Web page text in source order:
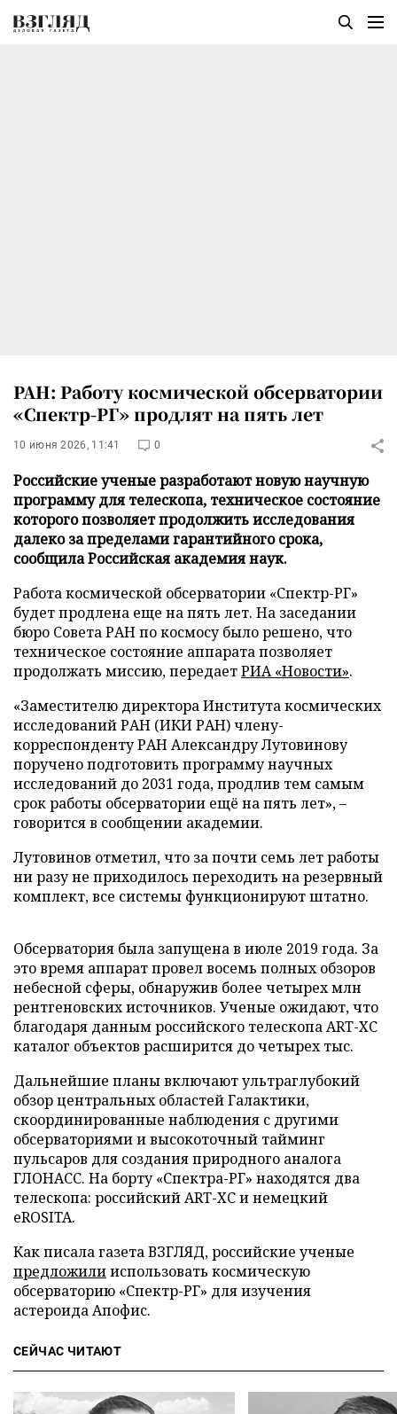
РАН: Работу космической обсерватории
«Спектр-РГ» продлят на пять лет
10 июня 2026, 11:41 0
Российские ученые разработают новую научную
программу для телескопа, техническое состояние
которого позволяет продолжить исследования
далеко за пределами гарантийного срока,
сообщила Российская академия наук.
Работа космической обсерватории «Спектр-РГ»
будет продлена еще на пять лет. На заседании
бюро Совета РАН по космосу было решено, что
техническое состояние аппарата позволяет
продолжать миссию, передаетРИА «Новости».
«Заместителю директора Института космических
исследований РАН (ИКИ РАН) члену-
корреспонденту РАН Александру Лутовинову
поручено подготовить программу научных
исследований до 2031 года, продлив тем самым
срок работы обсерватории ещё на пять лет», –
говорится в сообщении академии.
Лутовинов отметил, что за почти семь лет работы
ни разу не приходилось переходить на резервный
комплект, все системы функционируют штатно.
Обсерватория была запущена в июле 2019 года. За
это время аппарат провел восемь полных обзоров
небесной сферы, обнаружив более четырех млн
рентгеновских источников. Ученые ожидают, что
благодаря данным российского телескопа ART-XC
каталог объектов расширится до четырех тыс.
Дальнейшие планы включают ультраглубокий
обзор центральных областей Галактики,
скоординированные наблюдения с другими
обсерваториями и высокоточный тайминг
пульсаров для создания природного аналога
ГЛОНАСС. На борту «Спектра-РГ» находятся два
телескопа: российский ART-XC и немецкий
eROSITA.
Как писала газета ВЗГЛЯД, российские ученые
предложилииспользовать космическую
обсерваторию «Спектр-РГ» для изучения
астероида Апофис.
СЕЙЧАС ЧИТАЮТ